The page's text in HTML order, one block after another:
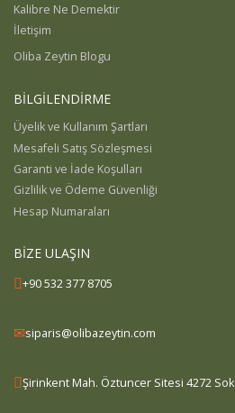
Kalibre Ne Demektir
İletişim
Oliba Zeytin Blogu
BİLGİLENDİRME
Üyelik ve Kullanım Şartları
Mesafeli Satış Sözleşmesi
Garanti ve İade Koşulları
Gizlilik ve Ödeme Güvenliği
Hesap Numaraları
BİZE ULAŞIN
+90 532 377 8705
siparis@olibazeytin.com
Şirinkent Mah. Öztuncer Sitesi 4272